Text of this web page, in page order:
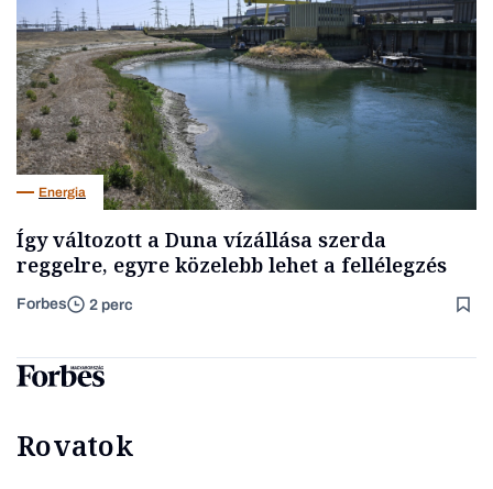
Energia
Így változott a Duna vízállása szerda
reggelre, egyre közelebb lehet a fellélegzés
Forbes 2 perc
Rovatok